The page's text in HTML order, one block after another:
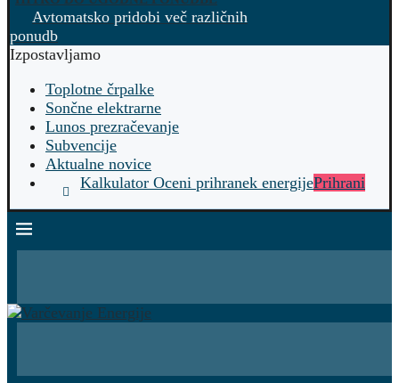
Avtomatsko pridobi več različnih
ponudb
Izpostavljamo
Toplotne črpalke
Sončne elektrarne
Lunos prezračevanje
Subvencije
Aktualne novice
Kalkulator Oceni prihranek energijePrihrani